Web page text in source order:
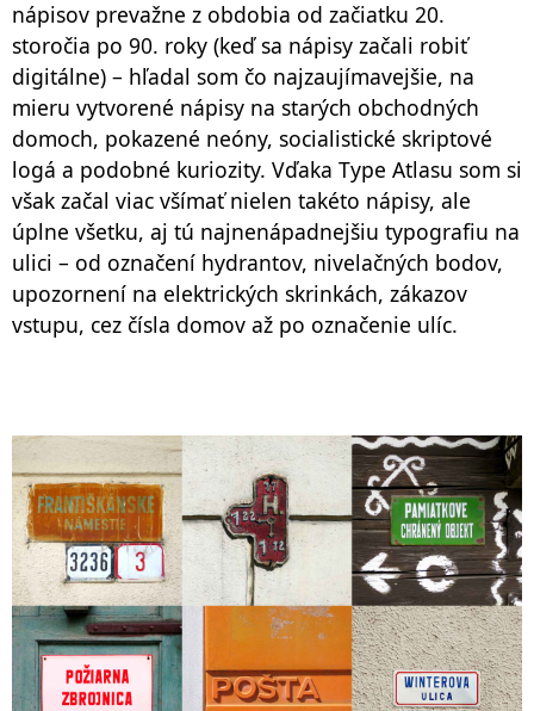
nápisov prevažne z obdobia od začiatku 20.
storočia po 90. roky (keď sa nápisy začali robiť
digitálne) – hľadal som čo najzaujímavejšie, na
mieru vytvorené nápisy na starých obchodných
domoch, pokazené neóny, socialistické skriptové
logá a podobné kuriozity. Vďaka Type Atlasu som si
však začal viac všímať nielen takéto nápisy, ale
úplne všetku, aj tú najnenápadnejšiu typografiu na
ulici – od označení hydrantov, nivelačných bodov,
upozornení na elektrických skrinkách, zákazov
vstupu, cez čísla domov až po označenie ulíc.